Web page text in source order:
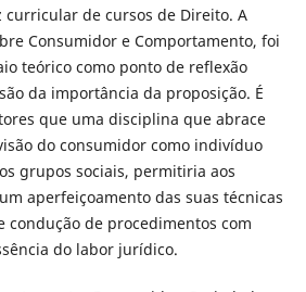
de cursos de Direito. A
Consumidor e Comportamento, foi
teórico como ponto de reflexão
da importância da proposição. É
que uma disciplina que abrace
do consumidor como indivíduo
grupos sociais, permitiria aos
aperfeiçoamento das suas técnicas
condução de procedimentos com
do labor jurídico.